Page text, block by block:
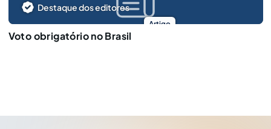
Artigo
Destaque dos editores
Voto obrigatório no Brasil